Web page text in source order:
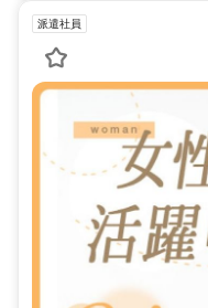
派遣社員